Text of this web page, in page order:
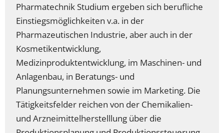
Pharmatechnik Studium ergeben sich berufliche
Einstiegsmöglichkeiten v.a. in der
Pharmazeutischen Industrie, aber auch in der
Kosmetikentwicklung,
Medizinproduktentwicklung, im Maschinen- und
Anlagenbau, in Beratungs- und
Planungsunternehmen sowie im Marketing. Die
Tätigkeitsfelder reichen von der Chemikalien-
und Arzneimittelherstelllung über die